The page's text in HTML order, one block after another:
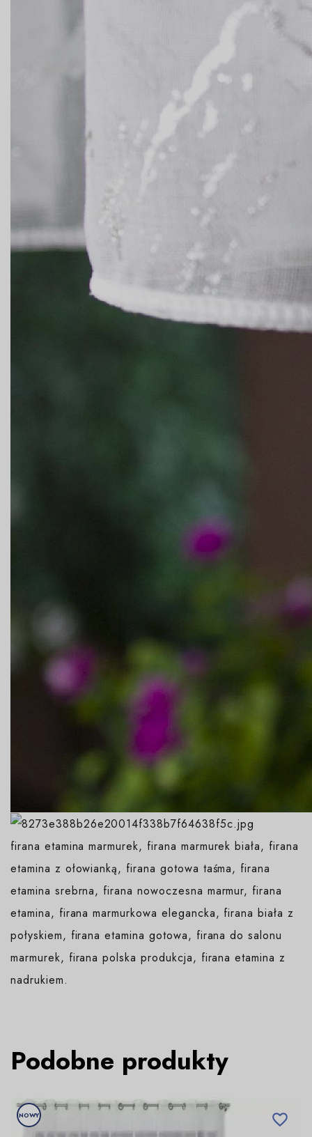
firana etamina marmurek, firana marmurek biała, firana
etamina z ołowianką, firana gotowa taśma, firana
etamina srebrna, firana nowoczesna marmur, firana
etamina, firana marmurkowa elegancka, firana biała z
połyskiem, firana etamina gotowa, firana do salonu
marmurek, firana polska produkcja, firana etamina z
nadrukiem.
Podobne produkty
NOWY 